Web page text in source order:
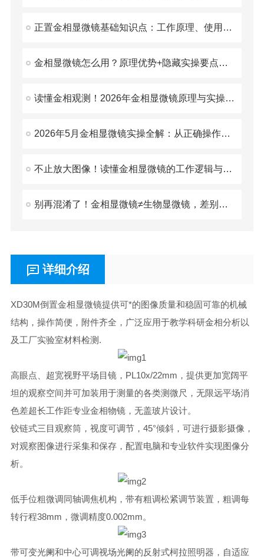
正置金相显微镜基础知识点：工作原理、使用细节与日常维护技巧
金相显微镜怎么用？原理优势+隐藏实操要点，材料检测入门必看
读懂金相观测！2026年金相显微镜原理与实操要点汇总
2026年5月金相显微镜实操全解：从正确操作到长效维护，一次学透
不止放大图像！读懂金相显微镜的工作逻辑与实操要点
别再混淆了！金相显微镜≠生物显微镜，差别太大了
详细介绍
XD30M倒置金相显微镜提供可*的图像质量和稳固可靠的机械
结构，操作简便，附件齐全，广泛应用于教学科研金相分析以
及工厂实验室材料检测.
高眼点、超宽视野平场目镜，PL10x/22mm，提供更加宽阔平
坦的观察空间并可加装用于测量的各类测微尺，无限远平场消
色差超长工作距专业金相物镜，无盖玻片设计。
铰链式三目观察筒，视度可调节，45°倾斜，可进行摄影摄像，
对观察图像进行采集和保存，配置电脑和专业软件实现图像分
析。
低手位粗微调同轴调焦机构，带有粗调松紧调节装置，粗调每
转行程38mm，微调精度0.002mm。
带可变光阑和中心可调视场光阑的反射式柯拉照明器，自适应